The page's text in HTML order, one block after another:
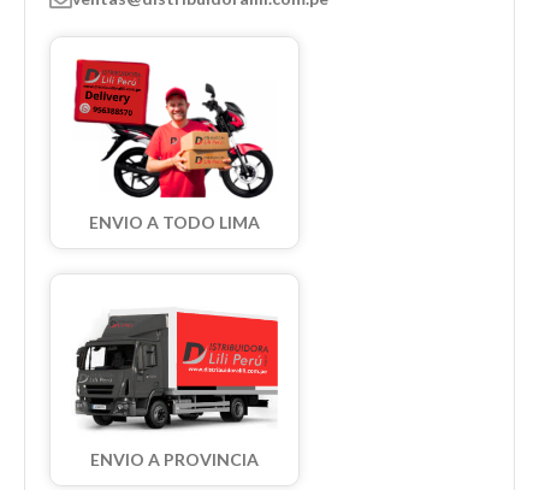
ENVIO A TODO LIMA
ENVIO A PROVINCIA